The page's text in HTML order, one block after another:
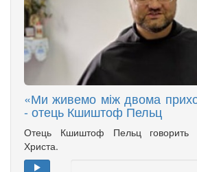
«Ми живемо між двома
- отець Кшиштоф Пельц
Отець Кшиштоф Пельц говорить
Христа.